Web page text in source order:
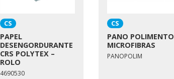
CS
PAPEL
DESENGORDURANTE
CRS POLYTEX –
ROLO
4690530
CS
PANO POLIMENTO
MICROFIBRAS
PANOPOLIM